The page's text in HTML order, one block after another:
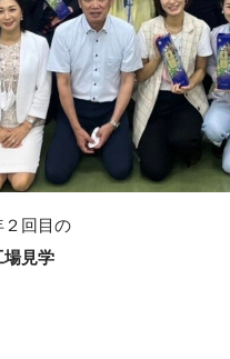
２回目の
場見学